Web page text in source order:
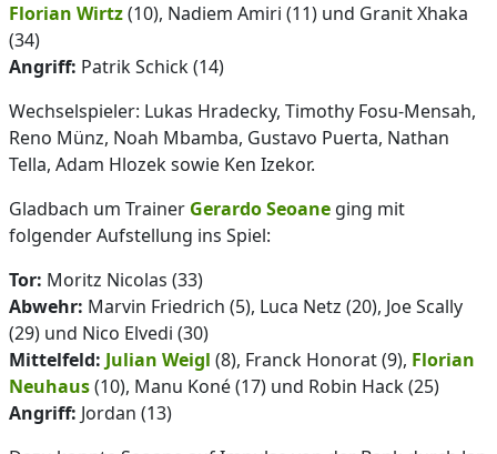
Florian Wirtz(10), Nadiem Amiri (11) und Granit Xhaka
(34)
Angriff: Patrik Schick (14)
Wechselspieler: Lukas Hradecky, Timothy Fosu-Mensah,
Reno Münz, Noah Mbamba, Gustavo Puerta, Nathan
Tella, Adam Hlozek sowie Ken Izekor.
Gladbach um Trainer Gerardo Seoane ging mit
folgender Aufstellung ins Spiel:
Tor: Moritz Nicolas (33)
Abwehr: Marvin Friedrich (5), Luca Netz (20), Joe Scally
(29) und Nico Elvedi (30)
Mittelfeld: Julian Weigl (8), Franck Honorat (9), Florian
Neuhaus(10), Manu Koné (17) und Robin Hack (25)
Angriff: Jordan (13)